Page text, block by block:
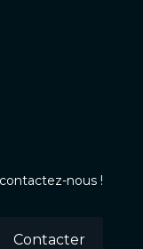
nous !
Contacter